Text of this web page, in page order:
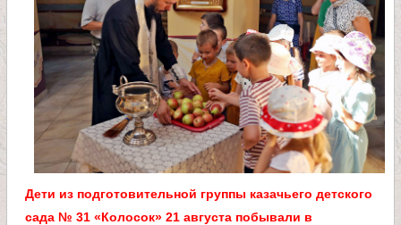
м
Дети из подготовительной группы казачьего детского
сада № 31 «Колосок» 21 августа побывали в